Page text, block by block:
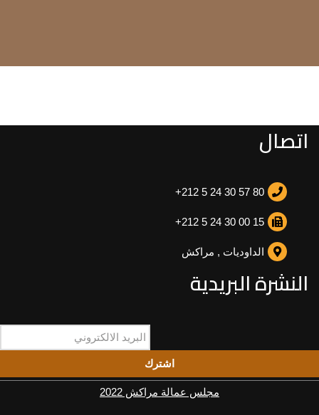
اتصال
+212 5 24 30 57 80
+212 5 24 30 00 15
الداوديات , مراكش
النشرة البريدية
اشترك
مجلس عمالة مراكش 2022